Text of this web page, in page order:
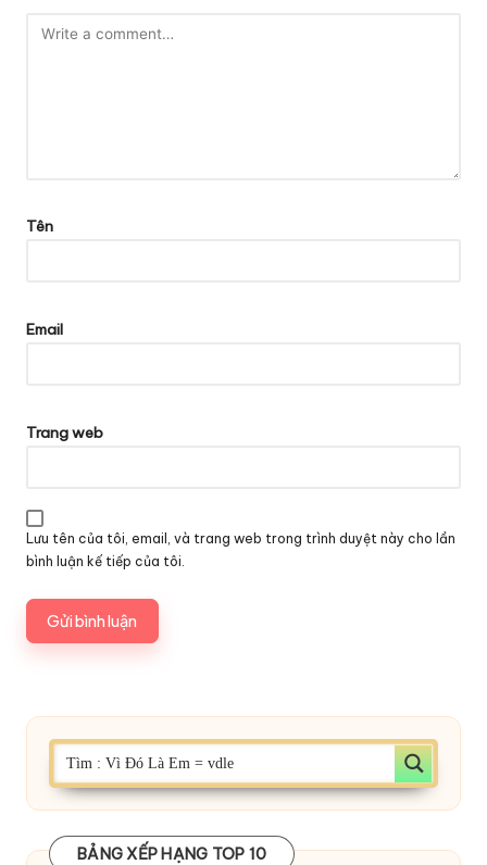
Tên
Email
Trang web
Lưu tên của tôi, email, và trang web trong trình duyệt này cho lần
bình luận kế tiếp của tôi.
BẢNG XẾP HẠNG TOP 10